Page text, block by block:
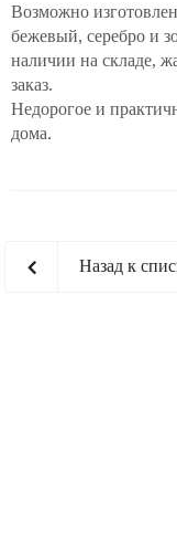
Возможно
бежевый, серебро и
наличии на складе,
заказ.
Недорогое и
дома.
Назад к